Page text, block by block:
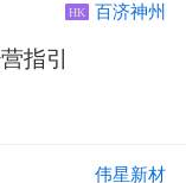
HK 百济神州
指引
伟星新材